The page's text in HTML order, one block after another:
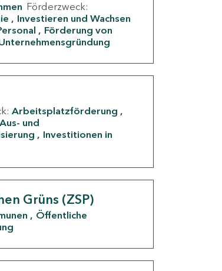
Förderzweck:
Investieren und Wachsen
Förderung von
Arbeitsplatzförderung
und
Investitionen in
Grüns (ZSP)
Öffentliche